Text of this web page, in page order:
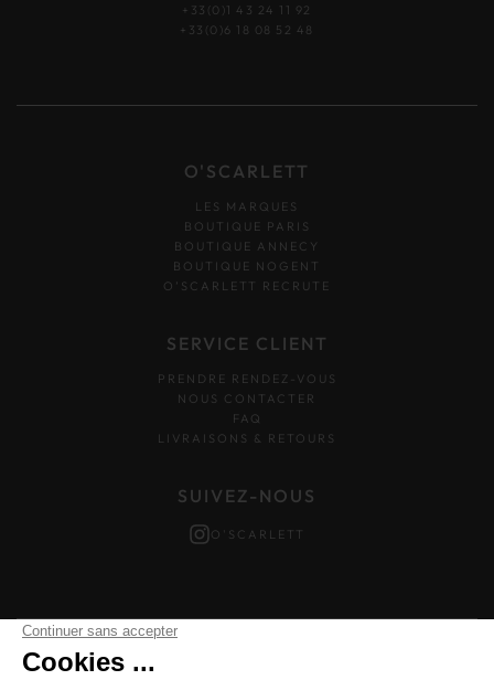
+33(0)1 43 24 11 92
+33(0)6 18 08 52 48
O'SCARLETT
LES MARQUES
BOUTIQUE PARIS
BOUTIQUE ANNECY
BOUTIQUE NOGENT
O’SCARLETT RECRUTE
SERVICE CLIENT
PRENDRE RENDEZ-VOUS
NOUS CONTACTER
FAQ
LIVRAISONS & RETOURS
SUIVEZ-NOUS
O'SCARLETT